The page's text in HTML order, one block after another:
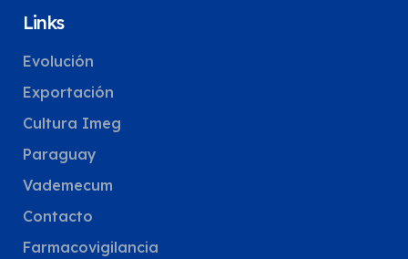
Links
Evolución
Exportación
Cultura Imeg
Paraguay
Vademecum
Contacto
Farmacovigilancia